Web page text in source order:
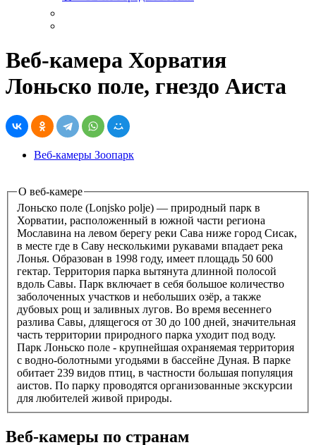
Веб-камера Хорватия
Лоньско поле, гнездо Аиста
Веб-камеры Зоопарк
О веб-камере
Лоньско поле (Lonjsko polje) — природный парк в
Хорватии, расположенный в южной части региона
Мославина на левом берегу реки Сава ниже город Сисак,
в месте где в Саву несколькими рукавами впадает река
Лонья. Образован в 1998 году, имеет площадь 50 600
гектар. Территория парка вытянута длинной полосой
вдоль Савы. Парк включает в себя большое количество
заболоченных участков и небольших озёр, а также
дубовых рощ и заливных лугов. Во время весеннего
разлива Савы, длящегося от 30 до 100 дней, значительная
часть территории природного парка уходит под воду.
Парк Лоньско поле - крупнейшая охраняемая территория
с водно-болотными угодьями в бассейне Дуная. В парке
обитает 239 видов птиц, в частности большая популяция
аистов. По парку проводятся организованные экскурсии
для любителей живой природы.
Веб-камеры по странам